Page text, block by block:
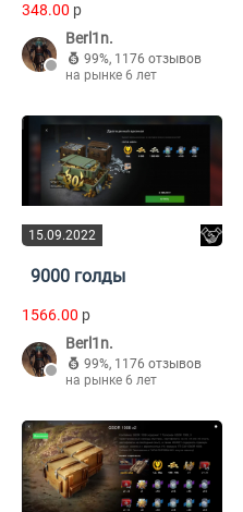
348.00 p
Berl1n.
99%, 1176 отзывов
на рынке 6 лет
15.09.2022
9000 голды
1566.00 p
Berl1n.
99%, 1176 отзывов
на рынке 6 лет